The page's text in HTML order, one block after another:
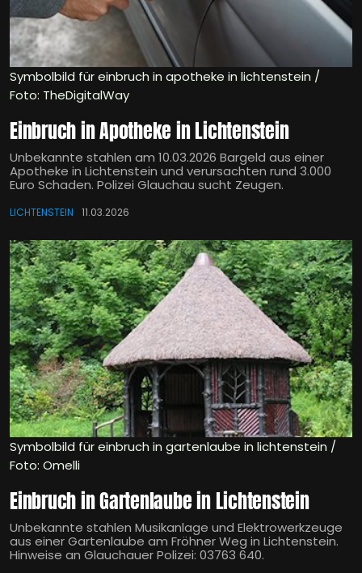
Symbolbild für einbruch in apotheke in lichtenstein /
Foto: TheDigitalWay
Einbruch in Apotheke in Lichtenstein
Unbekannte stahlen am 10.03.2026 Bargeld aus einer
Apotheke in Lichtenstein und verursachten rund 3.000
Euro Schaden. Polizei Glauchau sucht Zeugen.
LICHTENSTEIN 11.03.2026
Symbolbild für einbruch in gartenlaube in lichtenstein /
Foto: Omelli
Einbruch in Gartenlaube in Lichtenstein
Unbekannte stahlen Musikanlage und Elektrowerkzeuge
aus einer Gartenlaube am Fröhner Weg in Lichtenstein.
Hinweise an Glauchauer Polizei: 03763 640.